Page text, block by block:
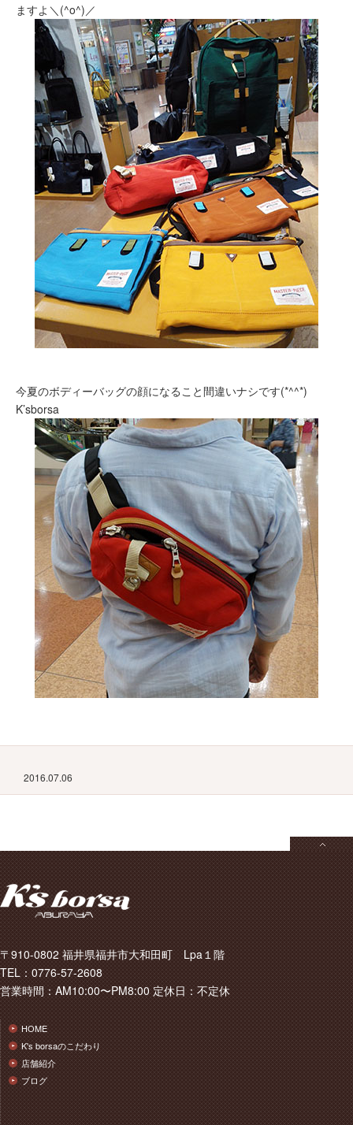
ますよ＼(^o^)／
今夏のボディーバッグの顔になること間違いナシです(*^^*)
K’sborsa
2016.07.06
〒910-0802 福井県福井市大和田町 Lpa１階
TEL：0776-57-2608
営業時間：AM10:00〜PM8:00 定休日：不定休
HOME
K's borsaのこだわり
店舗紹介
ブログ